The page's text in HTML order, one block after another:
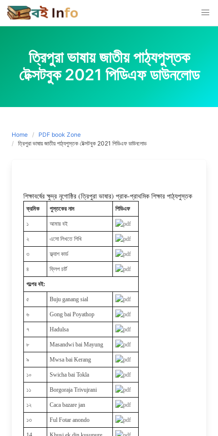
Skip
to
content
ত্রিপুরা ভাষায় জাতীয় পাঠ্যপুস্তক
টেক্সটবুক 2021 পিডিএফ ডাউনলোড
Home
PDF book Zone
ত্রিপুরা ভাষায় জাতীয় পাঠ্যপুস্তক টেক্সটবুক 2021 পিডিএফ ডাউনলোড
শিক্ষাবর্ষের ক্ষুদ্র নৃগোষ্ঠির (ত্রিপুরা ভাষার) প্রাক-প্রাথমিক শিক্ষার পাঠ্যপুস্তক
ক্রমিক পুস্তকের নাম পিডিএফ
১ আমার বই
২ এসো লিখতে শিখি
৩ ফ্ল্যাশ কার্ড
৪ ফ্লিপ চার্ট
গল্পের বই:
৫ Buju ganang sial
৬ Gong bai Poyathop
৭ Hadulsa
৮ Masandwi bai Mayung
৯ Mwsa bai Kerang
১০ Swicha bai Tokla
১১ Borgoraja Trivujrani
১২ Caca bazare jan
১৩ Ful Fotar anondo